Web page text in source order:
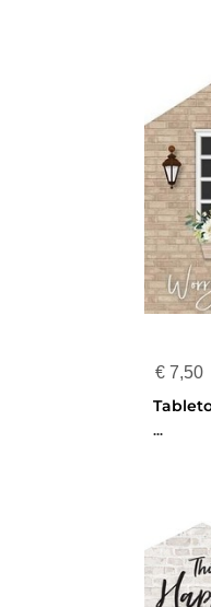
€ 7,50
...